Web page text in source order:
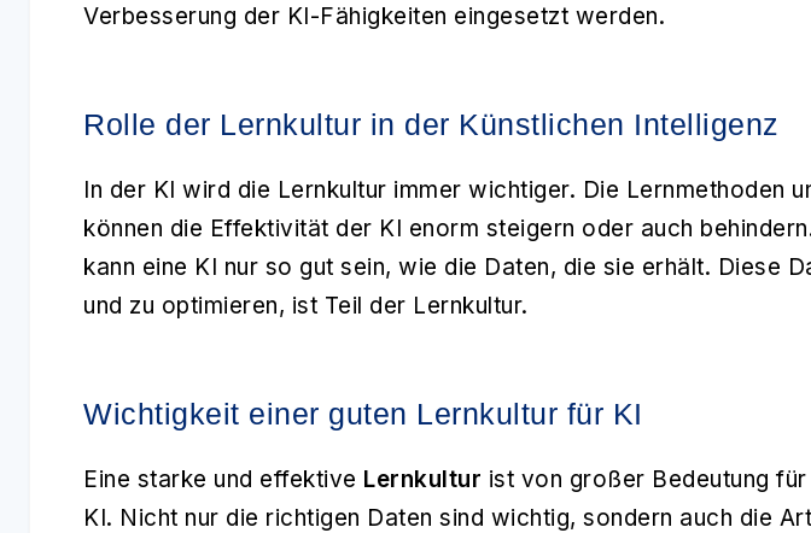
Verbesserung der KI-Fähigkeiten eingesetzt werden.
Rolle der Lernkultur in der Künstlichen Intelligenz
In der KI wird die Lernkultur immer wichtiger. Die Lernmethoden
können die Effektivität der KI enorm steigern oder auch
kann eine KI nur so gut sein, wie die Daten, die sie erhält. Diese
und zu optimieren, ist Teil der Lernkultur.
Wichtigkeit einer guten Lernkultur für KI
Eine starke und effektive Lernkultur ist von großer Bedeutung
KI. Nicht nur die richtigen Daten sind wichtig, sondern auch die